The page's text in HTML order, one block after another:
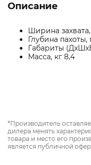
Описание
Ширина
Глубина
Габариты
Масса, кг 8,4
*Производитель
дилера менять
товара и место его
является публичной